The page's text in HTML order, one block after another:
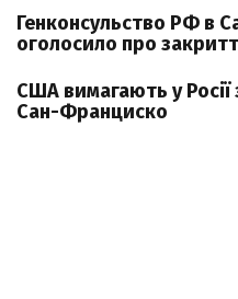
Генконсульство РФ в
оголосило про
США вимагають у
Сан-Франциско